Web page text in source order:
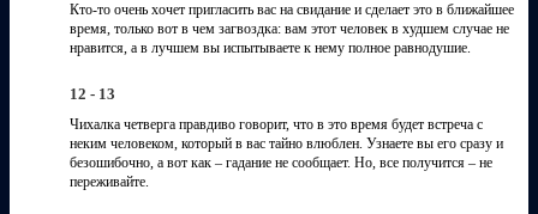
Кто-то очень хочет пригласить вас на свидание и сделает это в ближайшее
время, только вот в чем загвоздка: вам этот человек в худшем случае не
нравится, а в лучшем вы испытываете к нему полное равнодушие.
12 - 13
Чихалка четверга правдиво говорит, что в это время будет встреча с
неким человеком, который в вас тайно влюблен. Узнаете вы его сразу и
безошибочно, а вот как – гадание не сообщает. Но, все получится – не
переживайте.